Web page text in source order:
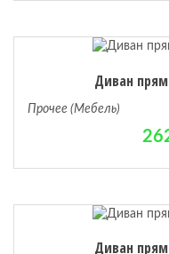
Диван
Прочее (Мебель)
Диван